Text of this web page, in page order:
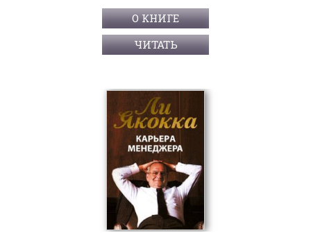
О КНИГЕ
ЧИТАТЬ